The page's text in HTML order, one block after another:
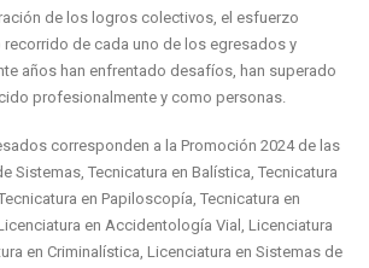
de los logros colectivos, el esfuerzo
recorrido de cada uno de los egresados y
años han enfrentado desafíos, han superado
profesionalmente y como personas.
corresponden a la Promoción 2024 de las
Sistemas, Tecnicatura en Balística, Tecnicatura
en Papiloscopía, Tecnicatura en
en Accidentología Vial, Licenciatura
en Criminalística, Licenciatura en Sistemas de